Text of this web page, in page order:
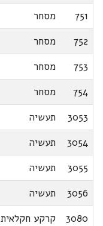
751
מסחר
752
מסחר
753
מסחר
754
מסחר
3053
תעשיה
3054
תעשיה
3055
תעשיה
3056
תעשיה
3080
קרקע חקלאית